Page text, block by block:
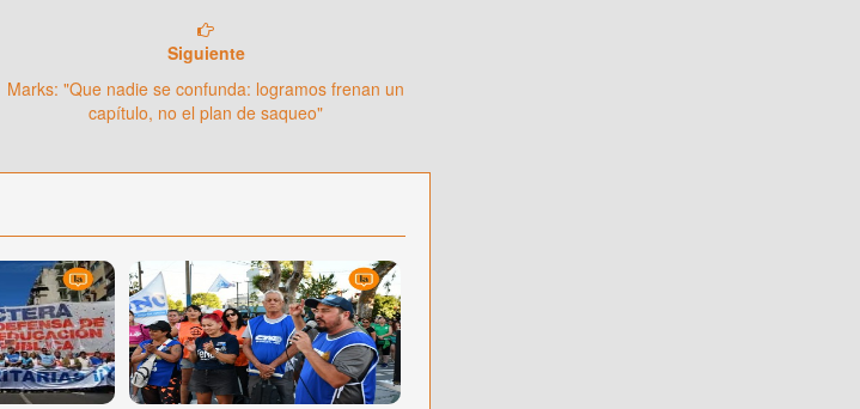
Siguiente
Marks: "Que nadie se confunda: logramos frenan un
capítulo, no el plan de saqueo"